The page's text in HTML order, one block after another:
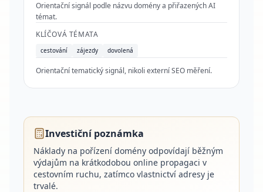
Orientační signál podle názvu domény a přiřazených AI
témat.
KLÍČOVÁ TÉMATA
cestování zájezdy dovolená
Orientační tematický signál, nikoli externí SEO měření.
Investiční poznámka
Náklady na pořízení domény odpovídají běžným
výdajům na krátkodobou online propagaci v
cestovním ruchu, zatímco vlastnictví adresy je
trvalé.